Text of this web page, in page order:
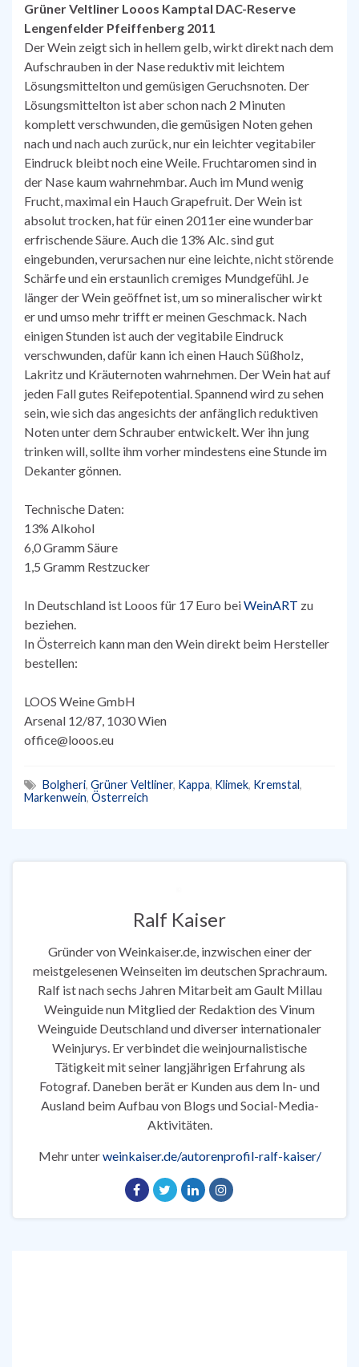
Grüner Veltliner Looos Kamptal DAC-Reserve
Lengenfelder Pfeiffenberg 2011
Der Wein zeigt sich in hellem gelb, wirkt direkt nach dem
Aufschrauben in der Nase reduktiv mit leichtem
Lösungsmittelton und gemüsigen Geruchsnoten. Der
Lösungsmittelton ist aber schon nach 2 Minuten
komplett verschwunden, die gemüsigen Noten gehen
nach und nach auch zurück, nur ein leichter vegitabiler
Eindruck bleibt noch eine Weile. Fruchtaromen sind in
der Nase kaum wahrnehmbar. Auch im Mund wenig
Frucht, maximal ein Hauch Grapefruit. Der Wein ist
absolut trocken, hat für einen 2011er eine wunderbar
erfrischende Säure. Auch die 13% Alc. sind gut
eingebunden, verursachen nur eine leichte, nicht störende
Schärfe und ein erstaunlich cremiges Mundgefühl. Je
länger der Wein geöffnet ist, um so mineralischer wirkt
er und umso mehr trifft er meinen Geschmack. Nach
einigen Stunden ist auch der vegitabile Eindruck
verschwunden, dafür kann ich einen Hauch Süßholz,
Lakritz und Kräuternoten wahrnehmen. Der Wein hat auf
jeden Fall gutes Reifepotential. Spannend wird zu sehen
sein, wie sich das angesichts der anfänglich reduktiven
Noten unter dem Schrauber entwickelt. Wer ihn jung
trinken will, sollte ihm vorher mindestens eine Stunde im
Dekanter gönnen.
Technische Daten:
13% Alkohol
6,0 Gramm Säure
1,5 Gramm Restzucker
In Deutschland ist Looos für 17 Euro beiWeinART zu
beziehen.
In Österreich kann man den Wein direkt beim Hersteller
bestellen:
LOOS Weine GmbH
Arsenal 12/87, 1030 Wien
office@looos.eu
Bolgheri, Grüner Veltliner, Kappa, Klimek, Kremstal,
Markenwein, Österreich
Ralf Kaiser
Gründer von Weinkaiser.de, inzwischen einer der
meistgelesenen Weinseiten im deutschen Sprachraum.
Ralf ist nach sechs Jahren Mitarbeit am Gault Millau
Weinguide nun Mitglied der Redaktion des Vinum
Weinguide Deutschland und diverser internationaler
Weinjurys. Er verbindet die weinjournalistische
Tätigkeit mit seiner langjährigen Erfahrung als
Fotograf. Daneben berät er Kunden aus dem In- und
Ausland beim Aufbau von Blogs und Social-Media-
Aktivitäten.
Mehr unterweinkaiser.de/autorenprofil-ralf-kaiser/